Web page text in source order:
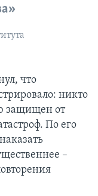
что
никто
защищен от
По его
–